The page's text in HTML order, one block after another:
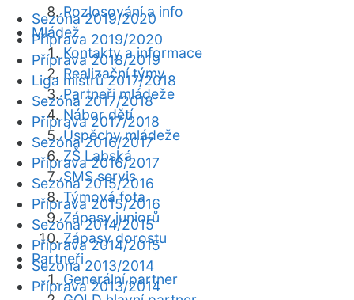
Rozlosování a info
Mládež
Kontakty a informace
Realizační týmy
Partneři mládeže
Nábor dětí
Úspěchy mládeže
ZŠ Labská
SMS servis
Týmová fota
Zápasy juniorů
Zápasy dorostu
Partneři
Generální partner
Sezóna 2019/2020
Příprava 2019/2020
Příprava 2018/2019
Liga mistrů 2017/2018
Sezóna 2017/2018
Příprava 2017/2018
Sezóna 2016/2017
Příprava 2016/2017
Sezóna 2015/2016
Příprava 2015/2016
Sezóna 2014/2015
Příprava 2014/2015
Sezóna 2013/2014
Příprava 2013/2014